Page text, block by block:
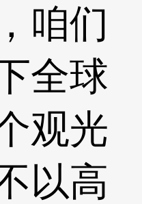
咱们
全球
观光
以高